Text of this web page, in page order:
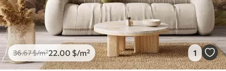
36.67$/m²22 .00 $/m² 1